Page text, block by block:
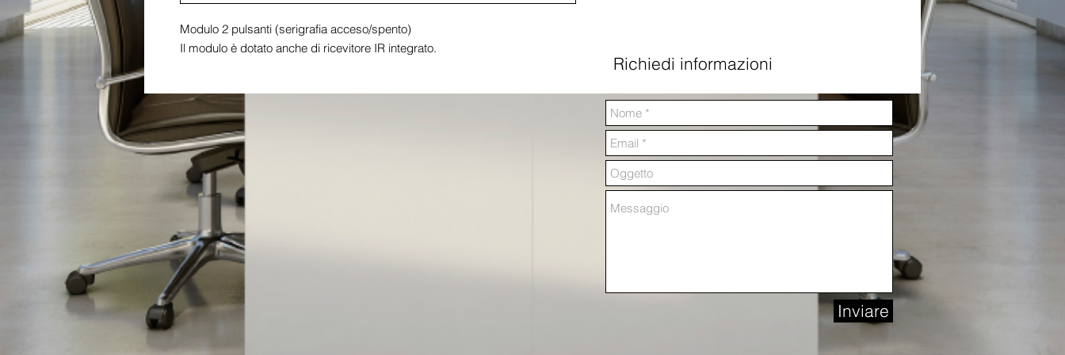
Modulo 2 pulsanti (serigrafia acceso/spento)
Il modulo è dotato anche di ricevitore IR integrato.
Richiedi informazioni
Inviare